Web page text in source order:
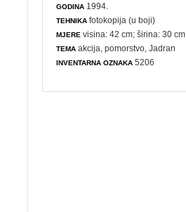
GODINA 1994.
TEHNIKA fotokopija (u boji)
MJERE visina: 42 cm; širina: 30 cm
TEMA akcija ,pomorstvo , Jadran
INVENTARNA OZNAKA 5206